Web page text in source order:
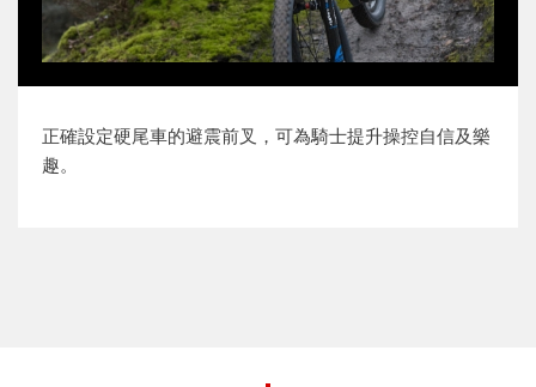
正確設定硬尾車的避震前叉，可為騎士提升操控自信及樂
趣。